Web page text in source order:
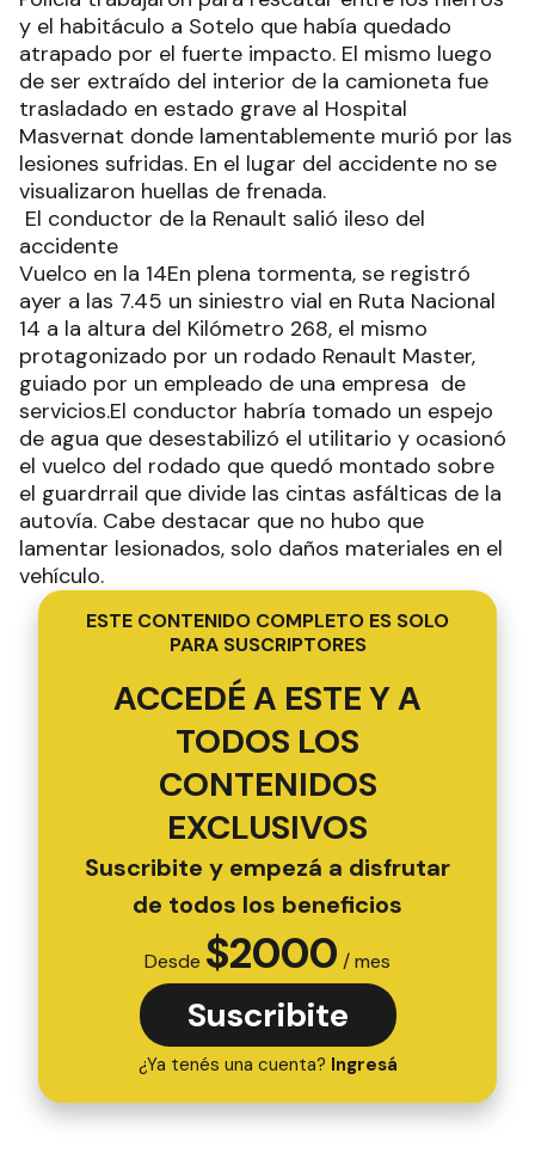
y el habitáculo a Sotelo que había quedado
atrapado por el fuerte impacto. El mismo luego
de ser extraído del interior de la camioneta fue
trasladado en estado grave al Hospital
Masvernat donde lamentablemente murió por las
lesiones sufridas. En el lugar del accidente no se
visualizaron huellas de frenada.
El conductor de la Renault salió ileso del
accidente
Vuelco en la 14En plena tormenta, se registró
ayer a las 7.45 un siniestro vial en Ruta Nacional
14 a la altura del Kilómetro 268, el mismo
protagonizado por un rodado Renault Master,
guiado por un empleado de una empresa de
servicios.El conductor habría tomado un espejo
de agua que desestabilizó el utilitario y ocasionó
el vuelco del rodado que quedó montado sobre
el guardrrail que divide las cintas asfálticas de la
autovía. Cabe destacar que no hubo que
lamentar lesionados, solo daños materiales en el
vehículo.
ESTE CONTENIDO COMPLETO ES SOLO
PARA SUSCRIPTORES
ACCEDÉ A ESTE Y A
TODOS LOS
CONTENIDOS
EXCLUSIVOS
Suscribite y empezá a disfrutar
de todos los beneficios
Desde $2000 / mes
Suscribite
¿Ya tenés una cuenta? Ingresá